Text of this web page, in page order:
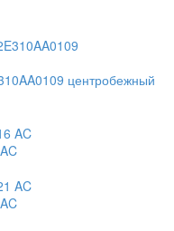
центробежный